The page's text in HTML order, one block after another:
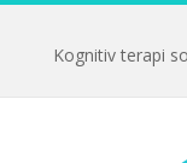
Kognitiv terapi